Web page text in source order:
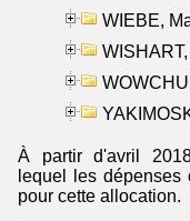
WIEBE,
À partir d'avril
lequel les
pour cette allocation.